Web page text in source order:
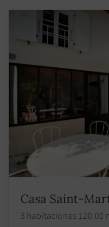
Casa Saint-
3 habitaciones 120.00